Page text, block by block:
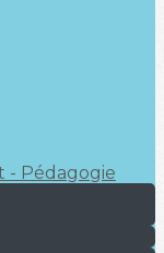
- Pédagogie